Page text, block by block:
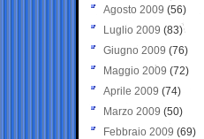
Agosto 2009 (56)
Luglio 2009 (83)
Giugno 2009 (76)
Maggio 2009 (72)
Aprile 2009 (74)
Marzo 2009 (50)
Febbraio 2009 (69)